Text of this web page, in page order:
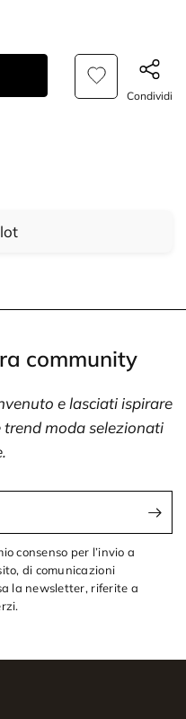
Condividi
community
e lasciati ispirare
moda selezionati
consenso per l’invio a
di comunicazioni
la newsletter, riferite a